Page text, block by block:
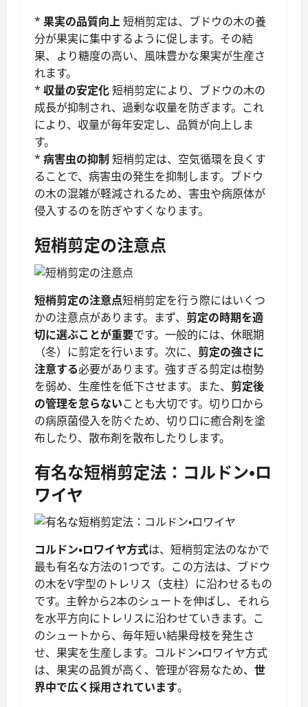
* 果実の品質向上短梢剪定は、ブドウの木の養
分が果実に集中するように促します。その結
果、より糖度の高い、風味豊かな果実が生産さ
れます。
* 収量の安定化短梢剪定により、ブドウの木の
成長が抑制され、過剰な収量を防ぎます。これ
により、収量が毎年安定し、品質が向上しま
す。
* 病害虫の抑制 短梢剪定は、空気循環を良くす
ることで、病害虫の発生を抑制します。ブドウ
の木の混雑が軽減されるため、害虫や病原体が
侵入するのを防ぎやすくなります。
短梢剪定の注意点
短梢剪定の注意点短梢剪定を行う際にはいくつ
かの注意点があります。まず、 剪定の時期を適
切に選ぶことが重要です。一般的には、休眠期
（冬）に剪定を行います。次に、 剪定の強さに
注意する必要があります。強すぎる剪定は樹勢
を弱め、生産性を低下させます。また、 剪定後
の管理を怠らないことも大切です。切り口から
の病原菌侵入を防ぐため、切り口に癒合剤を塗
布したり、散布剤を散布したりします。
有名な短梢剪定法：コルドン・ロ
ワイヤ
コルドン・ロワイヤ方式は、短梢剪定法のなかで
最も有名な方法の1つです。この方法は、ブドウ
の木をV字型のトレリス（支柱）に沿わせるもの
です。主幹から2本のシュートを伸ばし、それら
を水平方向にトレリスに沿わせていきます。こ
のシュートから、毎年短い結果母枝を発生さ
せ、果実を生産します。コルドン・ロワイヤ方式
は、果実の品質が高く、管理が容易なため、 世
界中で広く採用されています。